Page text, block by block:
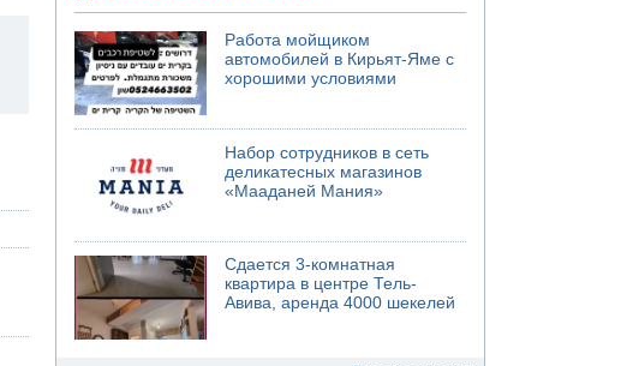
Работа мойщиком
автомобилей в Кирьят-Яме с
хорошими условиями
Набор сотрудников в сеть
деликатесных магазинов
«Мааданей Мания»
Сдается 3-комнатная
квартира в центре Тель-
Авива, аренда 4000 шекелей